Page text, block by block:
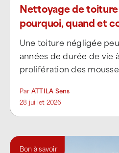
Nettoyage de toiture
pourquoi, quand et
intervenir ?
Une toiture négligée
années de durée de vie
prolifération des
Par ATTILA Sens
28 juillet 2026
Bon à savoir